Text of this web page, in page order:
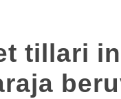
tillari